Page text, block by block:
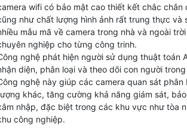
trình dân dụng.
nay hầu hết các cửa hàng gia đình
đều sử dụng camera wifi ezviz trên
được lắp đặt tại thị trường Việt
minh rằng chất lượng sản phẩm
người Việt tin Dùng
GIÁ CAMERA WIFI EZVIZ
wifi có bảo mật cao thiết kết chắc chắn
như chất lượng hình ảnh rất trung thực và
mẫu mã về camera trong nhà và ngoài
nghiệp cho từng công trinh.
nghệ phát hiện người sử dụng thuật toán
diện, phân loại và theo dõi con người
nghệ này giúp các camera quan sát
khác, tăng cường khả năng giám sát,
nhập, đặc biệt trong các khu vực như tòa
công nghiệp.